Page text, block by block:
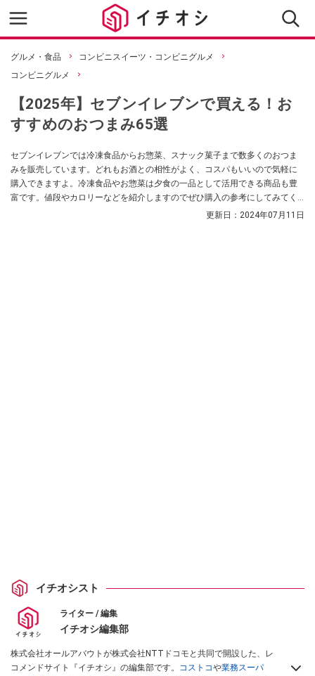
グルメ・食品
コンビニスイーツ・コンビニグルメ
コンビニグルメ
【2025年】セブンイレブンで買える！お
すすめのおつまみ65選
セブンイレブンでは冷凍食品からお惣菜、スナック菓子まで数多くのおつま
みを販売しています。どれもお酒との相性がよく、コスパもいいので気軽に
購入できますよ。冷凍食品やお惣菜は夕食の一品として活用できる商品も豊
富です。値段やカロリーなどを紹介しますのでぜひ購入の参考にしてみてく
更新日： 2024年07月11日
イチオシスト
ライター / 編集
イチオシ編集部
株式会社オールアバウトが株式会社NTTドコモと共同で開設した、レ
コメンドサイト『イチオシ』の編集部です。 コストコや業務スーパ